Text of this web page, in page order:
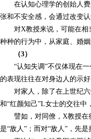
在认知心理学的创始人
张和不安全感，会通过改变
对X教授来说，可能在
种种的行为中，从家庭、婚
（3）
“认知失调”不仅体现在
的表现往往在对身边人的示
对家人，除了在上世纪
和“红颜知己”L女士的交往中
譬如，对同僚，X教授在
是“敌人”；而对“敌人”，先